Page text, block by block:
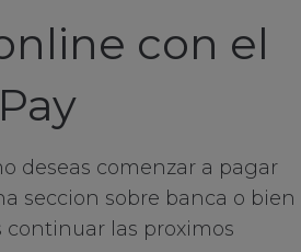
con el
deseas comenzar a pagar
seccion sobre banca o bien
las proximos